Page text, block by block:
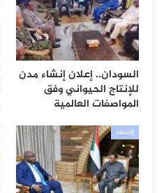
السودان.. إعلان إنشاء مدن
للإنتاج الحيواني وفق
المواصفات العالمية
إقتصاد